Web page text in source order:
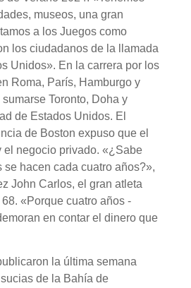
museos, una gran
a los Juegos como
los ciudadanos de la llamada
Unidos». En la carrera por los
Roma, París, Hamburgo y
Toronto, Doha y
de Estados Unidos. El
de Boston expuso que el
el negocio privado. «¿Sabe
se hacen cada cuatro años?»,
John Carlos, el gran atleta
«Porque cuatro años -
en contar el dinero que
la última semana
de la Bahía de